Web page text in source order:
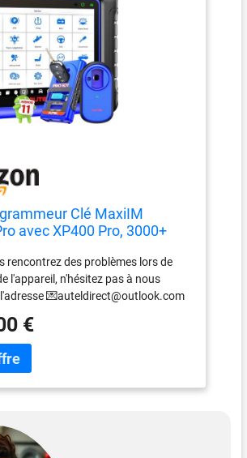
Clé MaxiIM
avec XP400 Pro, 3000+
rencontrez des problèmes lors de
l'appareil, n'hésitez pas à nous
💌auteldirect@outlook.com
ne pas tirer de conclusions
nous l'opportunité de vous
Mise à Jour & Langues Grat-uites 2
du menu. "mise à jour grat-uite un
automatiquement à une mise à jour
€